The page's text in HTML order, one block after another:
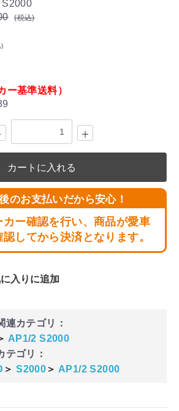
(税込)
)
ー基準送料）
＋
カートに入れる
のお支払いだから安心！
カー確認を行い、商品が愛車
してから決済となります。
入りに追加
連カテゴリ：
AP1/2 S2000
テゴリ：
＞ S2000 ＞ AP1/2 S2000